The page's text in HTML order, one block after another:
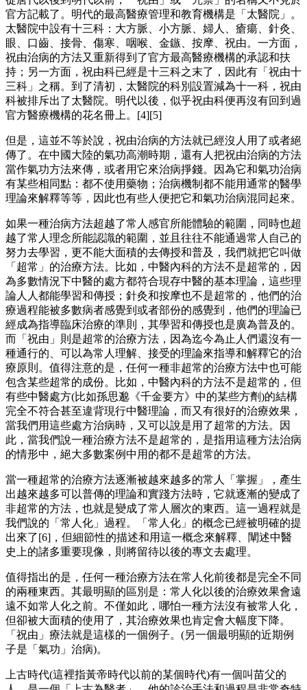
官方記載了。明代的最高醫療管理和教育機構是「太醫院」。
太醫院中設有十三科：大方脈、小方脈、婦人、瘡瘍、針灸、
眼、口齒、接骨、傷寒、咽喉、金鏃、按摩、祝由。一方面，
祝由治病的方法又重新得到了官方最高醫療機構的承認和扶
持；另一方面，祝由科已經是十三科之末了，因此有「祝由十
三科」之稱。到了清初，太醫院的科別設置減為十一科，祝由
科被排斥出了太醫院。明代以後，似乎祝由科便再沒有回到過
官方醫療機構的花名冊上。[4][5]
但是，這並不等於說，祝由治病的方法就已經沒人用了或者絕
傳了。在中國大陸的氣功高潮時期，還有人把祝由治病的方法
當作氣功方法來傳，或者用它來治病掙錢。因為它和氣功治病
有某些相同點：都不使用藥物；治病機制都不能用通常的醫學
理論來解釋等等，因此也有些人便把它和氣功治病混同起來。
如果一種治病方法超越了常人感官所能體驗的範圍，同時也超
越了常人理念所能認識的範圍，並且往往不能通過常人自己的
努力去學習，更不能大面積的去傳授和普及，我們就把它叫做
「超常」的治療方法。比如，中醫內科的方法不是超常的，因
為多數情況下中醫的處方都符合現存中醫的基本理論，這些理
論人人都能學習和傳授；針灸和按摩也不是超常的，他們的治
療過程能被多數病者感覺到或者部份的感覺到，他們的理論已
經成為指導臨床治療的準則，其學習和傳授也是廣為普及的。
而「祝由」則是超常的治療方法，因為迄今為止人們還沒有一
種通行的、可以為常人理解、接受的理論來指導和解釋它的治
療原則。值得注意的是，任何一種非超常的治療方法中也可能
包含某些超常的成份。比如，中醫內科的方法不是超常的，但
有些中醫處方(比如孫思邈《千金要方》中的某些方劑)的結構
完全不符合甚至違背現行中醫理論，而又有很好的治療效果，
當我們用這些處方治病時，又可以說是用了超常的方法。因
此，當我們說一種治療方法不是超常的，是指用這種方法治病
的情形中，絕大多數案例中用的都不是超常的方法。
當一種超常的治療方法逐漸被越來越多的常人「掌握」，產生
出越來越多可以普傳的理論和實踐方法時，它就逐漸的變成了
非超常的方法，也就是變成了常人層次的東西。這一過程就是
我們說的「常人化」過程。「常人化」的概念已經被明確的提
出來了[6]，但細節性的描述和用這一概念來解釋、闡述中醫
史上的諸多重要現像，則將留待以後的專文去處理。
值得指出的是，任何一種治療方法在常人化前後都是完全不同
的兩種東西。其最明顯的區別是：常人化以後的治療效果會遠
遠不如常人化之前。不僅如此，哪怕一種方法沒有被常人化，
但卻被大面積的使用了，其治療效果也肯定會大幅度下降。
「祝由」療法就是這樣的一個例子。(另一個最明顯的近期例
子是「氣功」治病)。
上古時代(這裡指黃帝時代以前的某個時代)有一個叫苗父的